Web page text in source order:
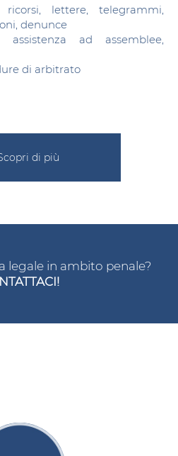
ricorsi, lettere, telegrammi,
denunce
assistenza ad assemblee,
di arbitrato
di più
legale in ambito penale?